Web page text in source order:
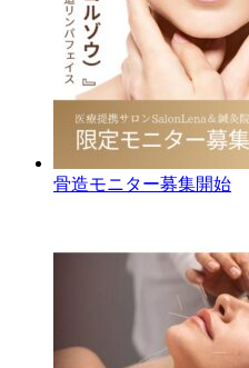
骨造モニター募集開始